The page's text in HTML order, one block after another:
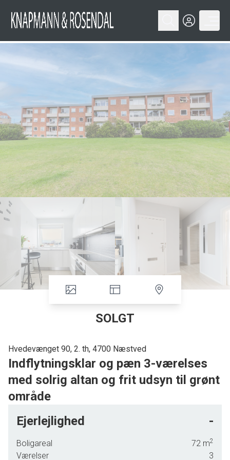
SOLGT
Hvedevænget 90, 2. th, 4700 Næstved
Indflytningsklar og pæn 3-værelses
med solrig altan og frit udsyn til grønt
område
opholdsrum.
Indh.: God møblerbar entré, mellemgang til værelse med indbyggede skabe,
rummeligt soveværelse, pænt badeværelse med terrazzogulv og
Ejerlejlighed -
Boligareal 72 m2
Værelser
3